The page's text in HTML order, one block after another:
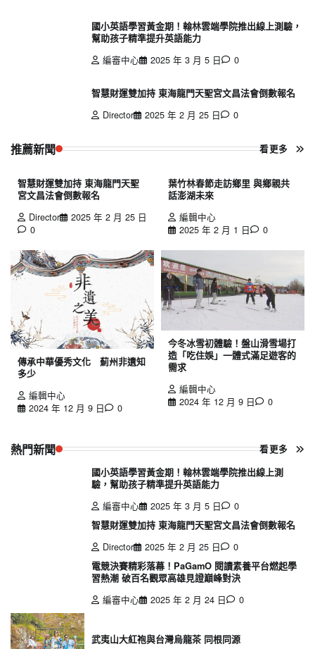
國小英語學習黃金期！翰林雲端學院推出線上測驗，
幫助孩子精準提升英語能力
編審中心
2025 年 3 月 5 日 0
智慧財運雙加持 東海龍門天聖宮文昌法會倒數報名
Director
2025 年 2 月 25 日 0
推薦新聞 看更多
智慧財運雙加持 東海龍門天聖
宮文昌法會倒數報名
Director
2025 年 2 月 25 日
0
葉竹林春節走訪鄉里 與鄉親共
話澎湖未來
編輯中心
2025 年 2 月 1 日
0
傳承中華優秀文化 薊州非遺知
多少
編輯中心
2024 年 12 月 9 日
0
今冬冰雪初體驗！盤山滑雪場打
造「吃住娛」一體式滿足遊客的
需求
編輯中心
2024 年 12 月 9 日
0
熱門新聞 看更多
國小英語學習黃金期！翰林雲端學院推出線上測
驗，幫助孩子精準提升英語能力
編審中心
2025 年 3 月 5 日
0
智慧財運雙加持 東海龍門天聖宮文昌法會倒數報名
Director
2025 年 2 月 25 日
0
電競決賽精彩落幕！PaGamO 閱讀素養平台燃起學
習熱潮 破百名觀眾高雄見證巔峰對決
編審中心
2025 年 2 月 24 日 0
武夷山大紅袍與台灣烏龍茶 同根同源